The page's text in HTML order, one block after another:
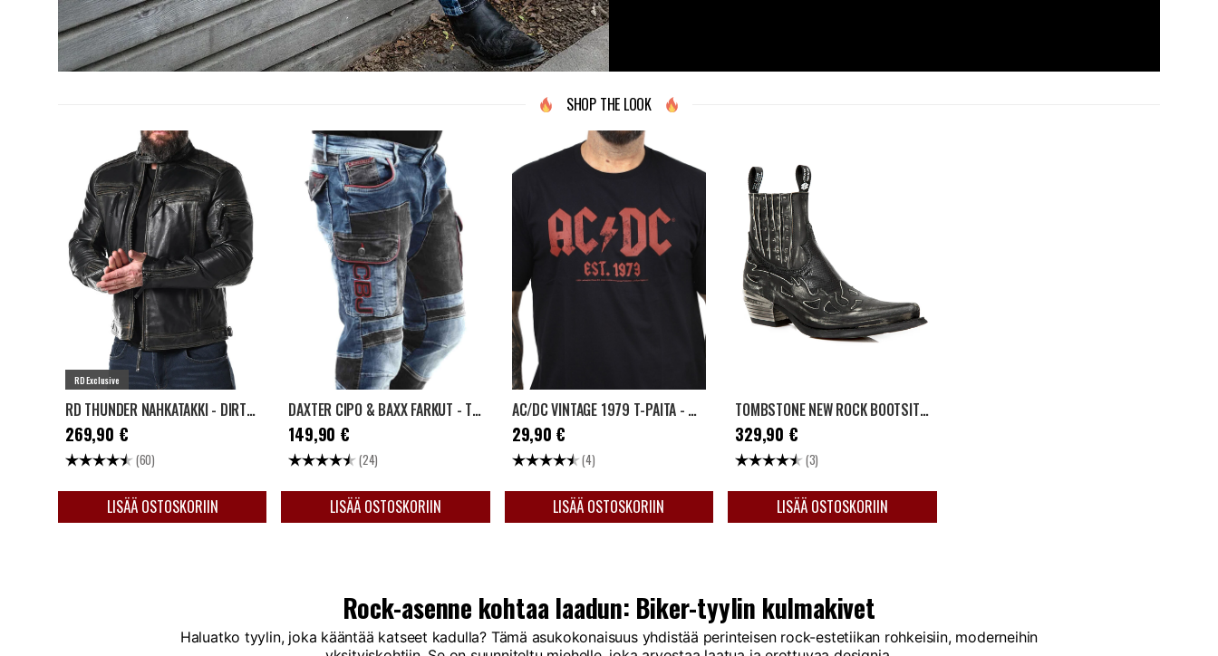
SHOP THE LOOK
RD Exclusive
RD THUNDER NAHKATAKKI - DIRTY BLACK
Hinta :269,90 €
269,90 €
Arvio: (60)
LISÄÄ OSTOSKORIIN
DAXTER CIPO & BAXX FARKUT - TUMMANSININEN
Hinta :149,90 €
149,90 €
Arvio: (24)
LISÄÄ OSTOSKORIIN
AC/DC VINTAGE 1979 T-PAITA - MUSTA
Hinta:29,90 €
29,90 €
Arvio: (4)
LISÄÄ OSTOSKORIIN
TOMBSTONE NEW ROCK BOOTSIT - MUSTA
Hinta :329,90 €
329,90 €
Arvio: (3)
LISÄÄ OSTOSKORIIN
Rock-asenne kohtaa laadun: Biker-tyylin kulmakivet
Haluatko tyylin, joka kääntää katseet kadulla? Tämä asukokonaisuus yhdistää perinteisen rock-estetiikan rohkeisiin, moderneihin